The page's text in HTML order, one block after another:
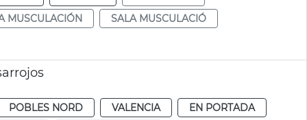
MUSCULACIÓN
SALA MUSCULACIÓ
POBLES NORD VALENCIA
EN PORTADA